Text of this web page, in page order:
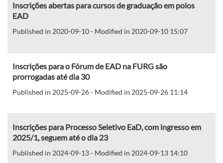
Inscrições abertas para cursos de graduação em polos
EAD
Published in 2020-09-10 - Modified in 2020-09-10 15:07
Inscrições para o Fórum de EAD na FURG são
prorrogadas até dia 30
Published in 2025-09-26 - Modified in 2025-09-26 11:14
Inscrições para Processo Seletivo EaD, com ingresso em
2025/1, seguem até o dia 23
Published in 2024-09-13 - Modified in 2024-09-13 14:10